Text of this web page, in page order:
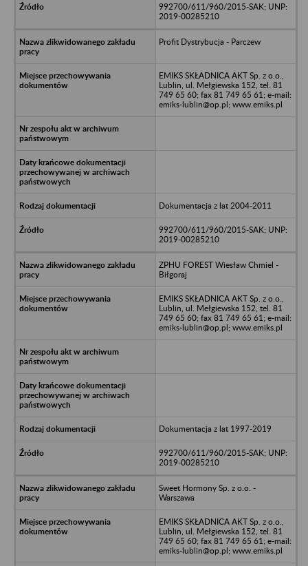
992700/611/960/2015-SAK; UNP:
2019-00285210
Profit Dystrybucja - Parczew
EMIKS SKŁADNICA AKT Sp. z o.o.,
Lublin, ul. Mełgiewska 152, tel. 81
749 65 60; fax 81 749 65 61; e-mail:
emiks-lublin@op.pl; www.emiks.pl
Dokumentacja z lat 2004-2011
992700/611/960/2015-SAK; UNP:
2019-00285210
ZPHU FOREST Wiesław Chmiel -
Biłgoraj
EMIKS SKŁADNICA AKT Sp. z o.o.,
Lublin, ul. Mełgiewska 152, tel. 81
749 65 60; fax 81 749 65 61; e-mail:
emiks-lublin@op.pl; www.emiks.pl
Dokumentacja z lat 1997-2019
992700/611/960/2015-SAK; UNP:
2019-00285210
Sweet Hormony Sp. z o.o. -
Warszawa
EMIKS SKŁADNICA AKT Sp. z o.o.,
Lublin, ul. Mełgiewska 152, tel. 81
749 65 60; fax 81 749 65 61; e-mail:
emiks-lublin@op.pl; www.emiks.pl